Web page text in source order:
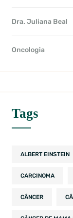
Dra. Juliana Beal
Oncologia
Tags
ALBERT EINSTEIN
CARCINOMA
CÂNCER